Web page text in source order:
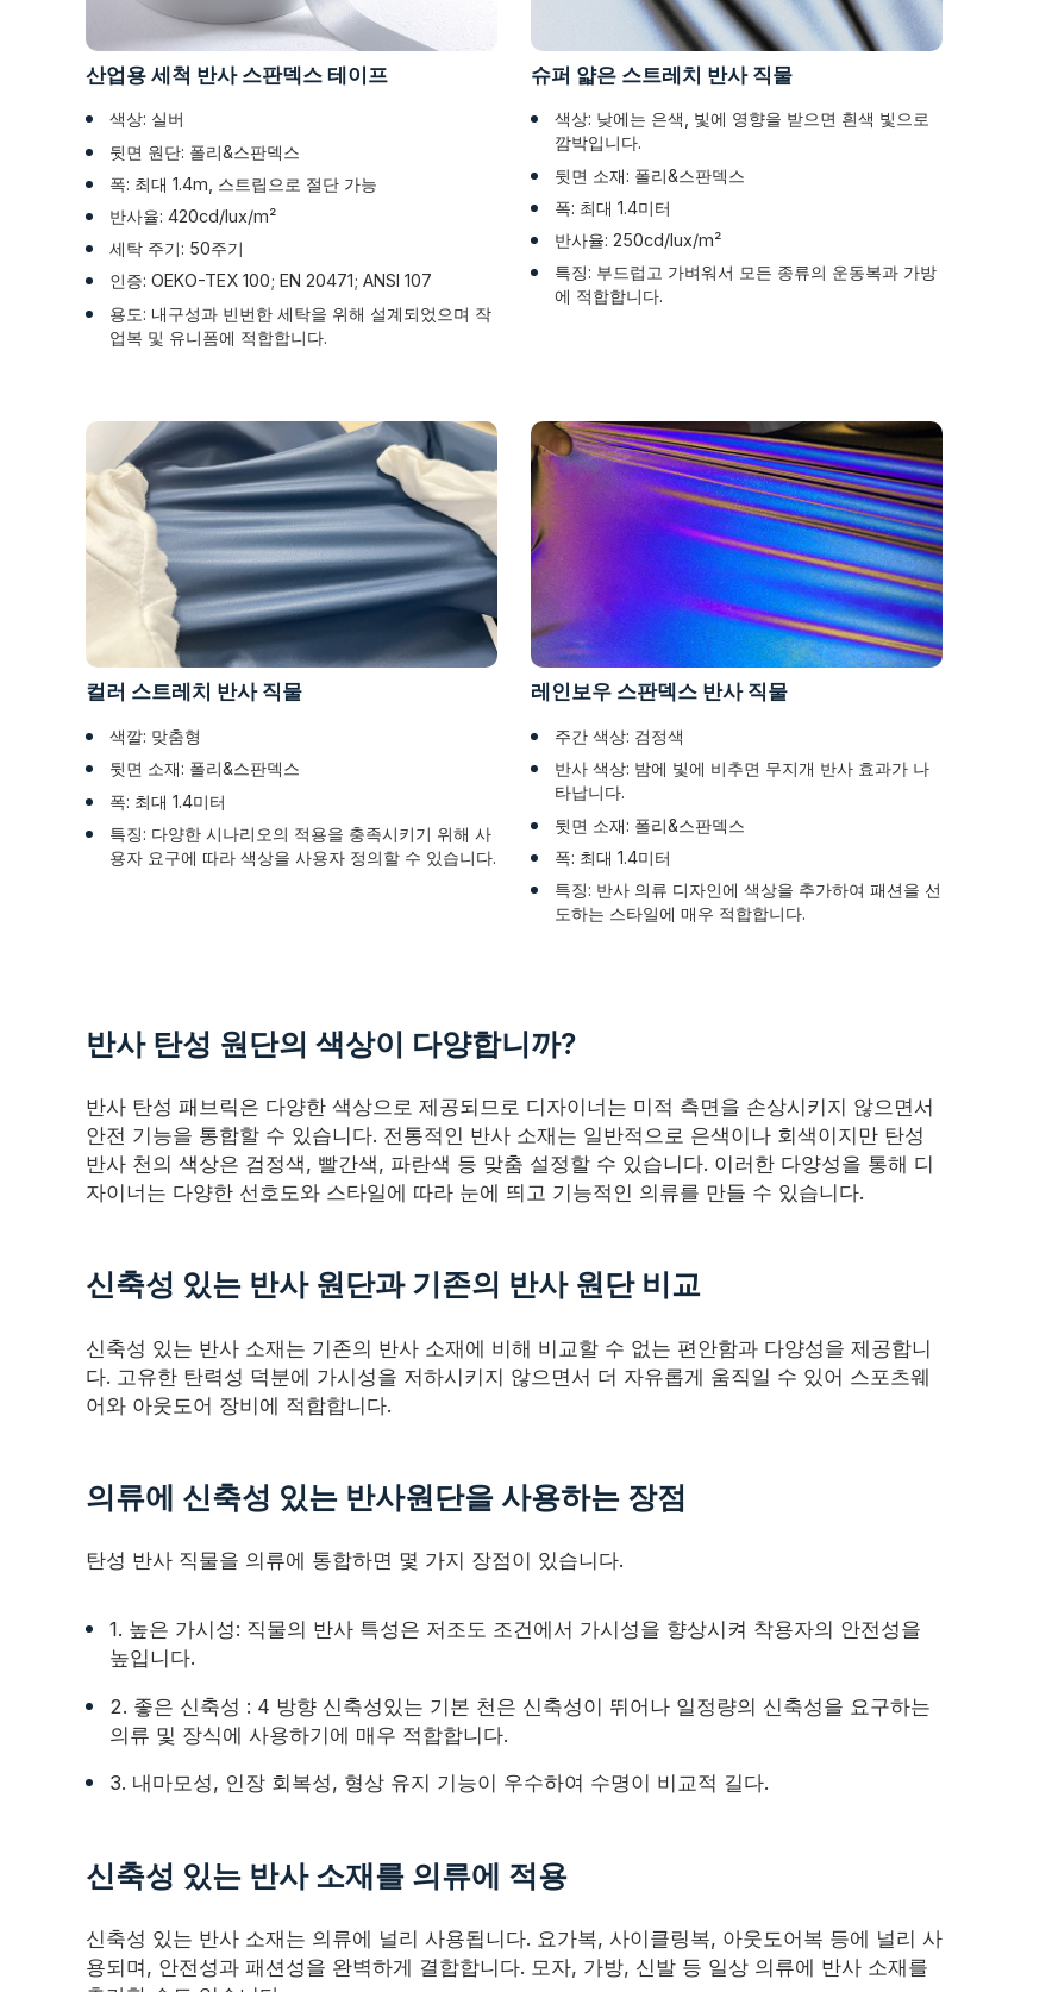
산업용 세척 반사 스판덱스 테이프
색상: 실버
뒷면 원단: 폴리&스판덱스
폭: 최대 1.4m, 스트립으로 절단 가능
반사율: 420cd/lux/m²
세탁 주기: 50주기
인증: OEKO-TEX 100; EN 20471; ANSI 107
용도: 내구성과 빈번한 세탁을 위해 설계되었으며 작
업복 및 유니폼에 적합합니다.
슈퍼 얇은 스트레치 반사 직물
색상: 낮에는 은색, 빛에 영향을 받으면 흰색 빛으로
깜박입니다.
뒷면 소재: 폴리&스판덱스
폭: 최대 1.4미터
반사율: 250cd/lux/m²
특징: 부드럽고 가벼워서 모든 종류의 운동복과 가방
에 적합합니다.
컬러 스트레치 반사 직물
색깔: 맞춤형
뒷면 소재: 폴리&스판덱스
폭: 최대 1.4미터
특징: 다양한 시나리오의 적용을 충족시키기 위해 사
용자 요구에 따라 색상을 사용자 정의할 수 있습니다.
레인보우 스판덱스 반사 직물
주간 색상: 검정색
반사 색상: 밤에 빛에 비추면 무지개 반사 효과가 나
타납니다.
뒷면 소재: 폴리&스판덱스
폭: 최대 1.4미터
특징: 반사 의류 디자인에 색상을 추가하여 패션을 선
도하는 스타일에 매우 적합합니다.
반사 탄성 원단의 색상이 다양합니까?
반사 탄성 패브릭은 다양한 색상으로 제공되므로 디자이너는 미적 측면을 손상시키지 않으면서
안전 기능을 통합할 수 있습니다. 전통적인 반사 소재는 일반적으로 은색이나 회색이지만 탄성
반사 천의 색상은 검정색, 빨간색, 파란색 등 맞춤 설정할 수 있습니다. 이러한 다양성을 통해 디
자이너는 다양한 선호도와 스타일에 따라 눈에 띄고 기능적인 의류를 만들 수 있습니다.
신축성 있는 반사 원단과 기존의 반사 원단 비교
신축성 있는 반사 소재는 기존의 반사 소재에 비해 비교할 수 없는 편안함과 다양성을 제공합니
다. 고유한 탄력성 덕분에 가시성을 저하시키지 않으면서 더 자유롭게 움직일 수 있어 스포츠웨
어와 아웃도어 장비에 적합합니다.
의류에 신축성 있는 반사원단을 사용하는 장점
탄성 반사 직물을 의류에 통합하면 몇 가지 장점이 있습니다.
1. 높은 가시성: 직물의 반사 특성은 저조도 조건에서 가시성을 향상시켜 착용자의 안전성을
높입니다.
2. 좋은 신축성 : 4 방향 신축성있는 기본 천은 신축성이 뛰어나 일정량의 신축성을 요구하는
의류 및 장식에 사용하기에 매우 적합합니다.
3. 내마모성, 인장 회복성, 형상 유지 기능이 우수하여 수명이 비교적 길다.
신축성 있는 반사 소재를 의류에 적용
신축성 있는 반사 소재는 의류에 널리 사용됩니다. 요가복, 사이클링복, 아웃도어복 등에 널리 사
용되며, 안전성과 패션성을 완벽하게 결합합니다. 모자, 가방, 신발 등 일상 의류에 반사 소재를